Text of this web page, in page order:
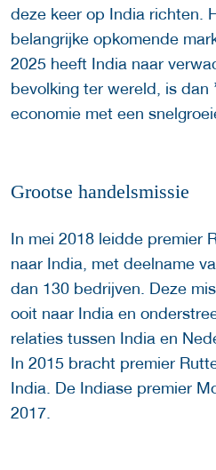
deze keer op India richten.
belangrijke opkomende
2025 heeft India naar
bevolking ter wereld, is dan
economie met een
Grootse handelsmissie
In mei 2018 leidde premier
naar India, met deelname
dan 130 bedrijven. Deze
ooit naar India en
relaties tussen India en
In 2015 bracht premier
India. De Indiase premier
2017.